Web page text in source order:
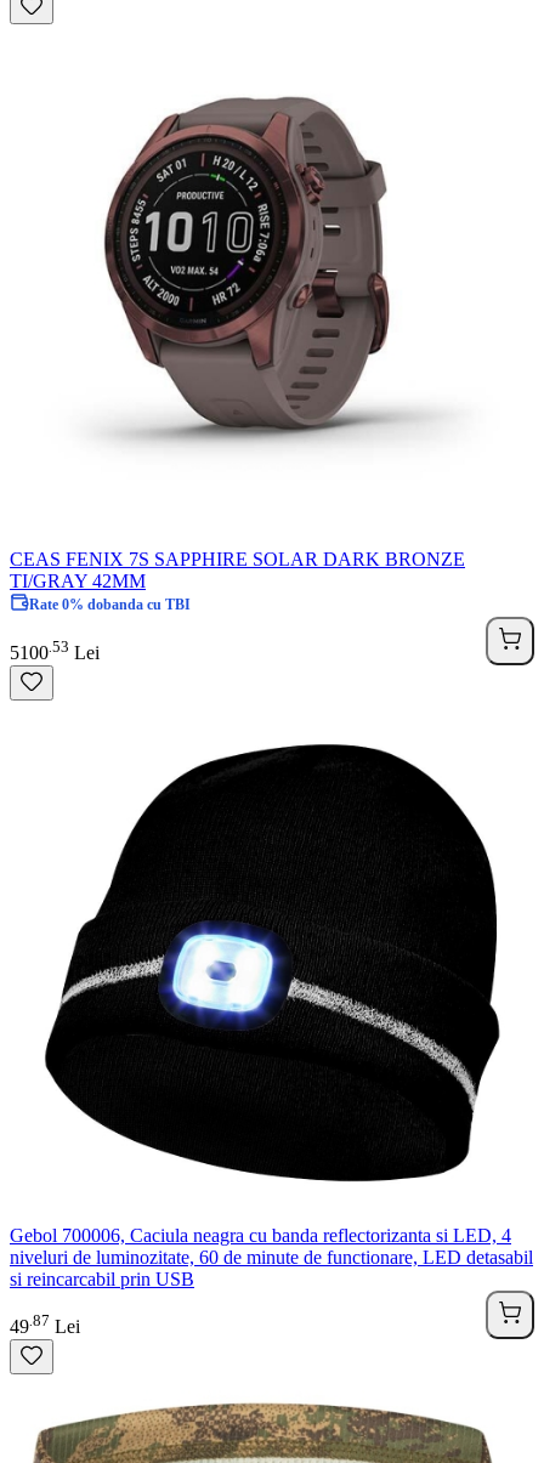
CEAS FENIX 7S SAPPHIRE SOLAR DARK BRONZE
TI/GRAY 42MM
Rate 0% dobanda cu TBI
5100 53 Lei
Gebol 700006, Caciula neagra cu banda reflectorizanta si LED, 4
niveluri de luminozitate, 60 de minute de functionare, LED detasabil
si reincarcabil prin USB
49 87 Lei